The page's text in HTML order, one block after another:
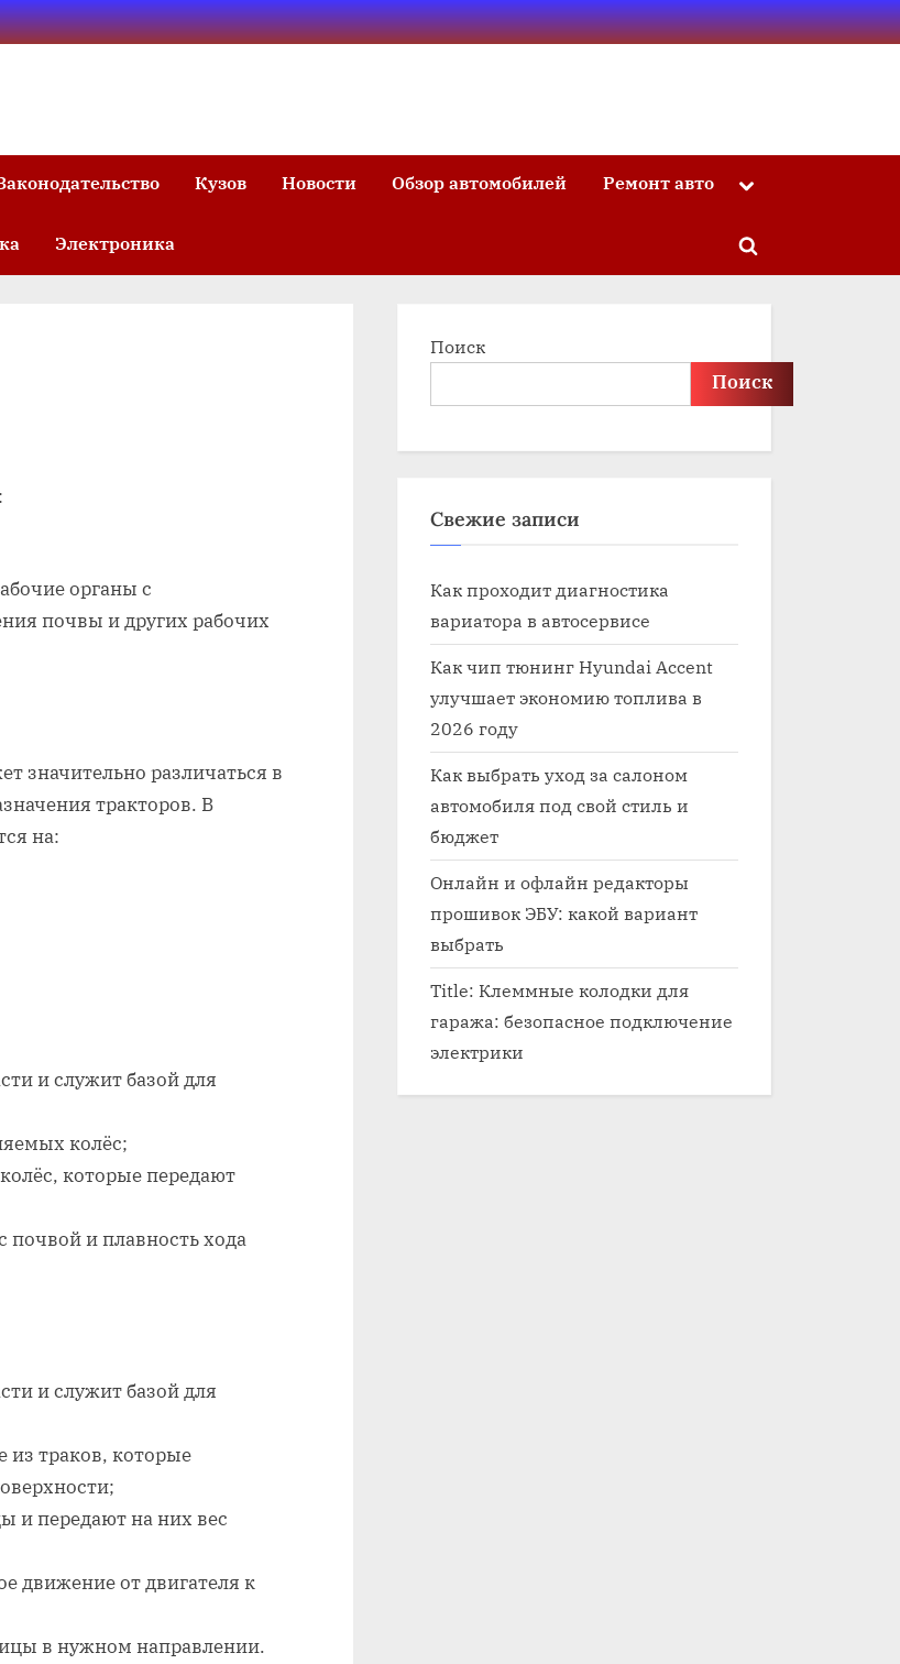
Кузов Новости Обзор автомобилей Ремонт авто Toggle
Электроника
Toggle
органы с
почвы и других рабочих
значительно различаться в
тракторов. В
на:
и служит базой для
колёс;
которые передают
почвой и плавность хода
и служит базой для
траков, которые
и передают на них вес
движение от двигателя к
в нужном направлении.
Поиск
Поиск
Свежие записи
Как проходит диагностика
вариатора в автосервисе
Как чип тюнинг Hyundai Accent
улучшает экономию топлива в
2026 году
Как выбрать уход за салоном
автомобиля под свой стиль и
бюджет
Онлайн и офлайн редакторы
прошивок ЭБУ: какой вариант
выбрать
Title: Клеммные колодки для
гаража: безопасное подключение
электрики